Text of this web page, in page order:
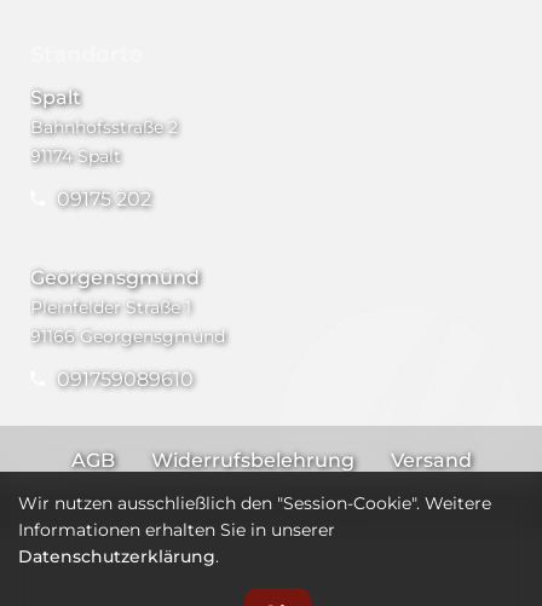
Spalt
Bahnhofsstraße 2
91174 Spalt
09175 202
Georgensgmünd
Pleinfelder Straße 1
91166 Georgensgmünd
091759089610
AGB Widerrufsbelehrung
Versand
Impressum
Datenschutz
Wir nutzen ausschließlich den "Session-Cookie". Weitere
Informationen erhalten Sie in unserer
Datenschutzerklärung.